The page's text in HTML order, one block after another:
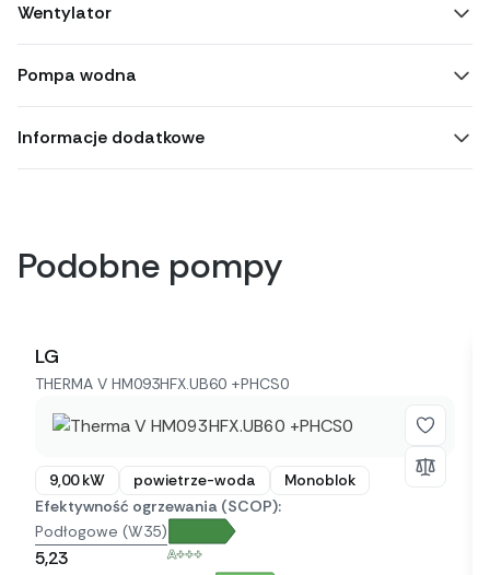
Wentylator
Pompa wodna
Informacje dodatkowe
Podobne pompy
LG
THERMA V HM093HFX.UB60 +PHCS0
9,00 kW powietrze-woda
Monoblok
Efektywność ogrzewania (SCOP):
Podłogowe (W35)
5,23 A+++